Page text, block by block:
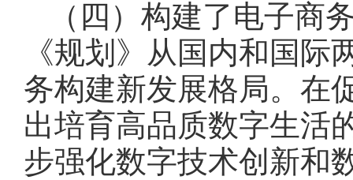
（四）构建了电子商
《规划》从国内和国
务构建新发展格局。在
出培育高品质数字生活
步强化数字技术创新和